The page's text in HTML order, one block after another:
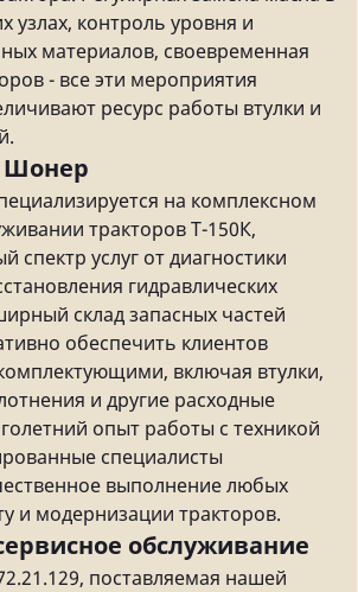
узлах, контроль уровня и
материалов, своевременная
- все эти мероприятия
ресурс работы втулки и
Шонер
на комплексном
тракторов Т-150К,
спектр услуг от диагностики
гидравлических
склад запасных частей
обеспечить клиентов
включая втулки,
и другие расходные
опыт работы с техникой
специалисты
выполнение любых
и модернизации тракторов.
обслуживание
поставляемая нашей